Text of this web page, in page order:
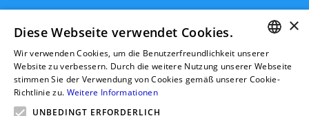
GERMAN
RUSSIAN
×
Diese Webseite verwendet Cookies.
Wir verwenden Cookies, um die Benutzerfreundlichkeit unserer
Website zu verbessern. Durch die weitere Nutzung unserer Webseite
stimmen Sie der Verwendung von Cookies gemäß unserer Cookie-
Richtlinie zu. Weitere Informationen
UNBEDINGT ERFORDERLICH